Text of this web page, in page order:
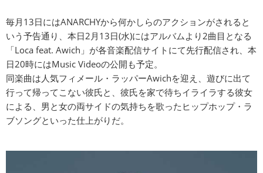
毎月13日にはANARCHYから何かしらのアクションがされると
いう予告通り、本日2月13日(水)にはアルバムより2曲目となる
「Loca feat. Awich」が各音楽配信サイトにて先行配信され、本
日20時にはMusic Videoの公開も予定。
同楽曲は人気フィメール・ラッパーAwichを迎え、遊びに出て
行って帰ってこない彼氏と、彼氏を家で待ちイライラする彼女
による、男と女の両サイドの気持ちを歌ったヒップホップ・ラ
ブソングといった仕上がりだ。